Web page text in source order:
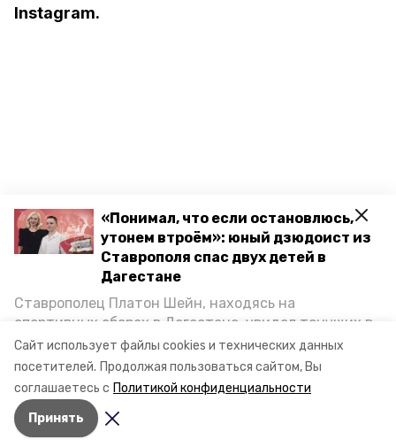
Сайт использует файлы cookies и технических данных
посетителей. Продолжая пользоваться сайтом, Вы
соглашаетесь с Политикой конфиденциальности
Принять
«Понимал, что если остановлюсь,
утонем втроём»: юный дзюдоист из
Ставрополя спас двух детей в
Дагестане
Ставрополец Платон Шейн, находясь на
спортивных сборах в Дегестане, увидел тонущих в
Каспийском море детей и бросился на помощь. По
возвращении домой, отважного мальчика
пригласили в министерство образования края и
наградили. Корреспондент «Победы26» пообщался
с юным героем.
Instagram.